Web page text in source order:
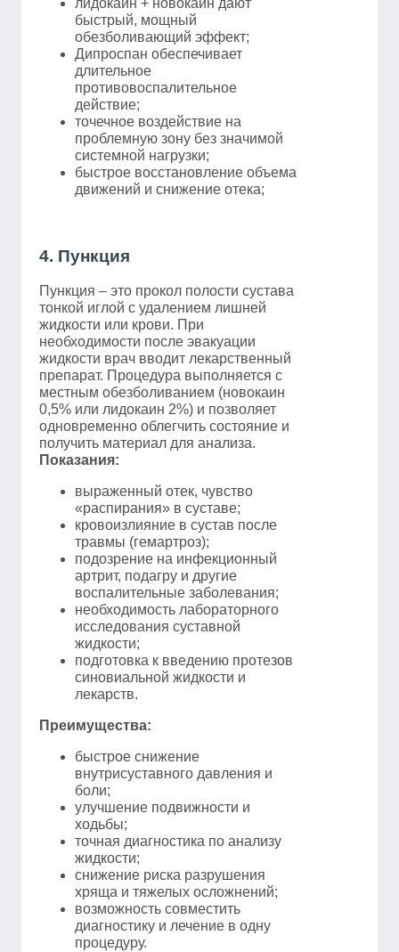
быстрый, мощный
обезболивающий эффект;
Дипроспан обеспечивает
длительное
противовоспалительное
действие;
точечное воздействие на
проблемную зону без значимой
системной нагрузки;
быстрое восстановление объема
движений и снижение отека;
4. Пункция
Пункция – это прокол полости сустава
тонкой иглой с удалением лишней
жидкости или крови. При
необходимости после эвакуации
жидкости врач вводит лекарственный
препарат. Процедура выполняется с
местным обезболиванием (новокаин
0,5% или лидокаин 2%) и позволяет
одновременно облегчить состояние и
получить материал для анализа.
Показания:
выраженный отек, чувство
«распирания» в суставе;
кровоизлияние в сустав после
травмы (гемартроз);
подозрение на инфекционный
артрит, подагру и другие
воспалительные заболевания;
необходимость лабораторного
исследования суставной
жидкости;
подготовка к введению протезов
синовиальной жидкости и
лекарств.
Преимущества:
быстрое снижение
внутрисуставного давления и
боли;
улучшение подвижности и
ходьбы;
точная диагностика по анализу
жидкости;
снижение риска разрушения
хряща и тяжелых осложнений;
возможность совместить
диагностику и лечение в одну
процедуру.